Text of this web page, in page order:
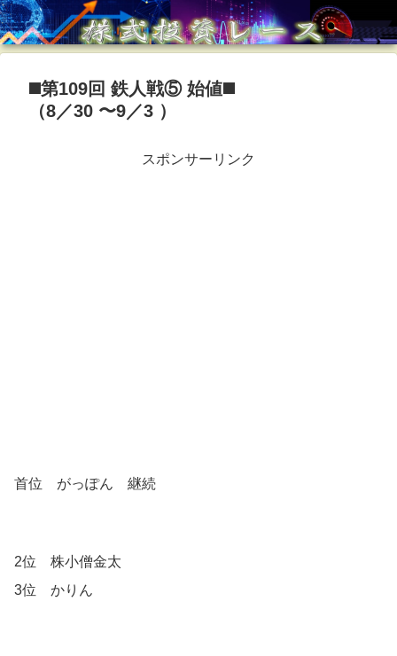
◼️第109回 鉄人戦⑤ 始値◼️
（8／30 〜9／3 ）
スポンサーリンク
首位 がっぽん 継続
2位 株小僧金太
3位 かりん